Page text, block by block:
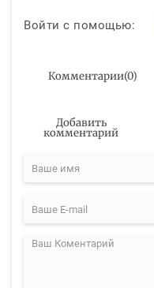
Войти с помощью:
Комментарии(0)
Добавить
комментарий